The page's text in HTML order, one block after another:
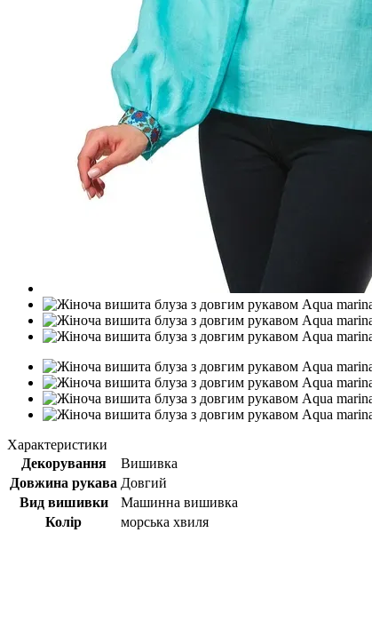
Характеристики
Декорування
Вишивка
Довжина рукава Довгий
Вид вишивки
Машинна вишивка
Колір
морська хвиля